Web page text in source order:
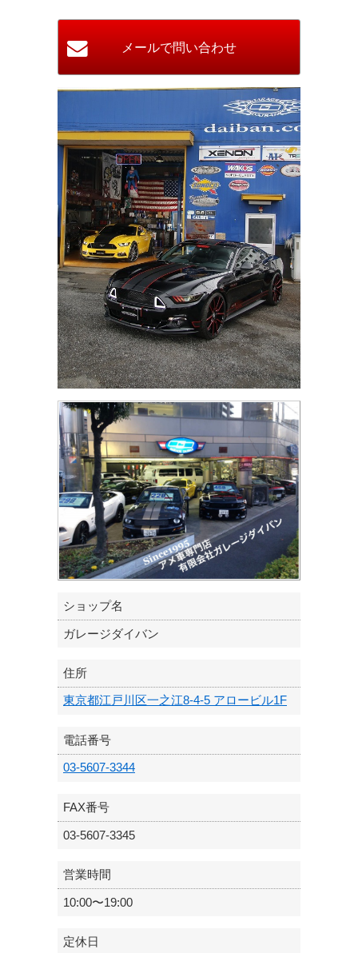
ショップ名
ガレージダイバン
住所
東京都江戸川区一之江8-4-5 アロービル1F
電話番号
03-5607-3344
FAX番号
03-5607-3345
営業時間
10:00〜19:00
定休日